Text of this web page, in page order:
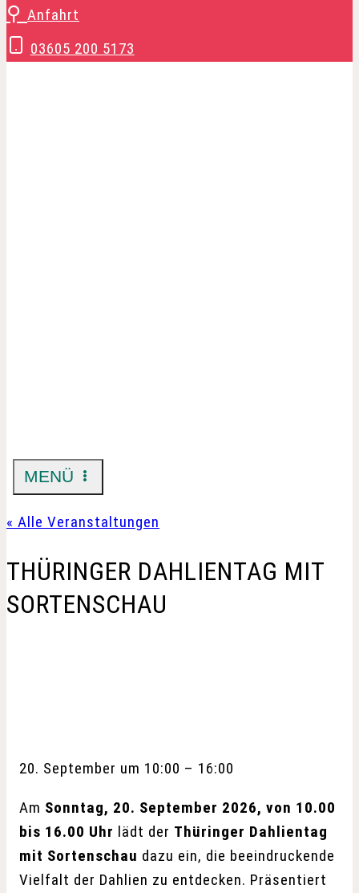
Zum
Inhalt
springen
⚲ Anfahrt
03605 200 5173
MENÜ
« Alle Veranstaltungen
THÜRINGER DAHLIENTAG MIT
SORTENSCHAU
20. September um 10:00 – 16:00
Am Sonntag, 20. September 2026, von 10.00
bis 16.00 Uhr lädt der Thüringer Dahlientag
mit Sortenschau dazu ein, die beeindruckende
Vielfalt der Dahlien zu entdecken. Präsentiert